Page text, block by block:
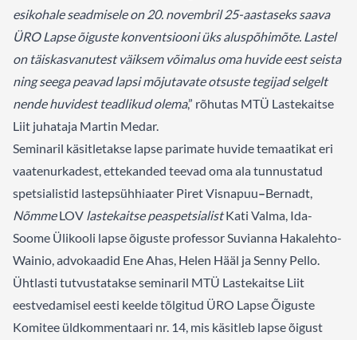
esikohale seadmisele on 20. novembril 25-aastaseks saava
ÜRO Lapse õiguste konventsiooni üks aluspõhimõte. Lastel
on täiskasvanutest väiksem võimalus oma huvide eest seista
ning seega peavad lapsi mõjutavate otsuste tegijad selgelt
nende huvidest teadlikud olema,” rõhutas MTÜ Lastekaitse
Liit juhataja Martin Medar.
Seminaril käsitletakse lapse parimate huvide temaatikat eri
vaatenurkadest, ettekanded teevad oma ala tunnustatud
spetsialistid lastepsühhiaater Piret Visnapuu–Bernadt,
NõmmeLOV lastekaitse peaspetsialistKati Valma, Ida-
Soome Ülikooli lapse õiguste professor Suvianna Hakalehto-
Wainio, advokaadid Ene Ahas, Helen Hääl ja Senny Pello.
Ühtlasti tutvustatakse seminaril MTÜ Lastekaitse Liit
eestvedamisel eesti keelde tõlgitud ÜRO Lapse Õiguste
Komitee üldkommentaari nr. 14 , mis käsitleb lapse õigust